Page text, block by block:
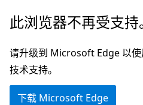
跳
主
要
内
此浏览器不再受支持
请升级到 Microsoft Edge 以
技术支持。
下载 Microsoft Edge